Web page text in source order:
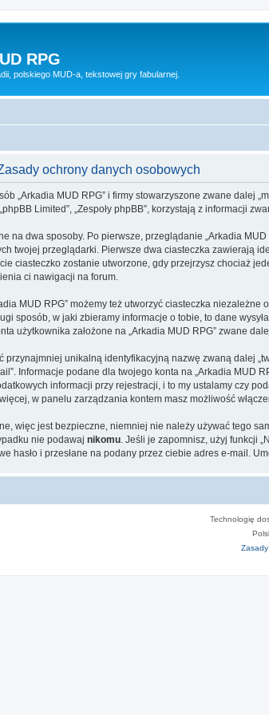
RPG
polskiego MUD-a, tekstowej gry fabularnej.
ochrony danych osobowych
„Arkadia MUD RPG” i firmy stowarzyszone zwane dalej
Limited”, „Zespoły phpBB”, korzystają z informacji
na dwa sposoby. Po pierwsze, przeglądanie „Arkadia
twojej przeglądarki. Pierwsze dwa ciasteczka zawierają
ciasteczko zostanie utworzone, gdy przejrzysz chociaż
ci nawigacji na forum.
MUD RPG” możemy też utworzyć ciasteczka
sposób, w jaki zbieramy informacje o tobie, to dane
użytkownika założone na „Arkadia MUD RPG” zwane
przynajmniej unikalną identyfikacyjną nazwę zwaną dalej
Informacje podane dla twojego konta na „Arkadia MUD
informacji przy rejestracji, i to my ustalamy czy
w panelu zarządzania kontem masz możliwość
więc jest bezpieczne, niemniej nie należy używać tego
nie podawaj nikomu. Jeśli je zapomnisz, użyj funkcji
hasło i przesłane na podany przez ciebie adres e-mail.
Technologię